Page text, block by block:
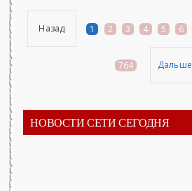
Назад 1 2 3 4 5 6
764 Дальше
НОВОСТИ СЕТИ СЕГОДНЯ